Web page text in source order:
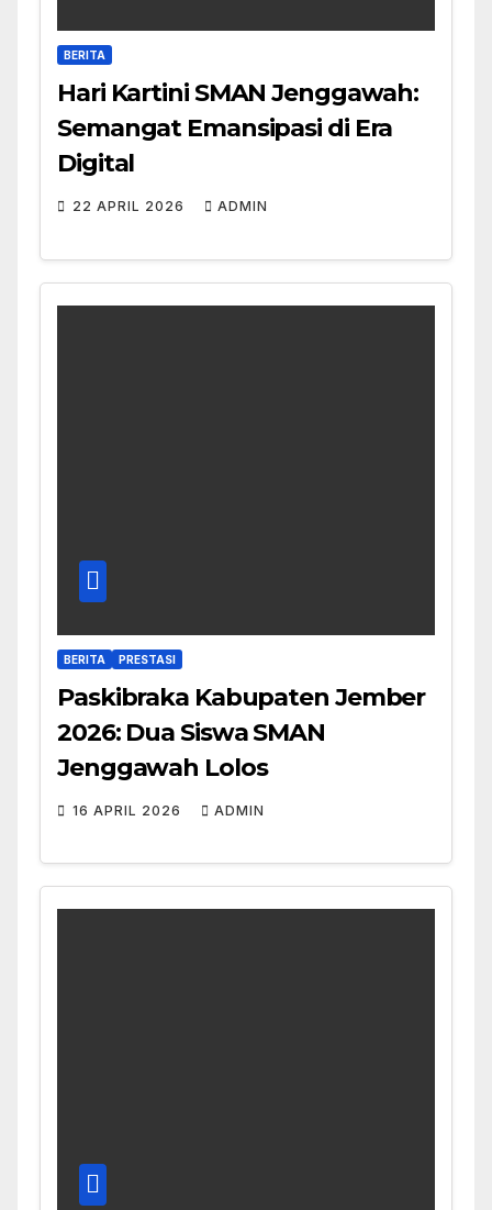
BERITA
Hari Kartini SMAN Jenggawah:
Semangat Emansipasi di Era
Digital
22 APRIL 2026 ADMIN
BERITA PRESTASI
Paskibraka Kabupaten Jember
2026: Dua Siswa SMAN
Jenggawah Lolos
16 APRIL 2026 ADMIN